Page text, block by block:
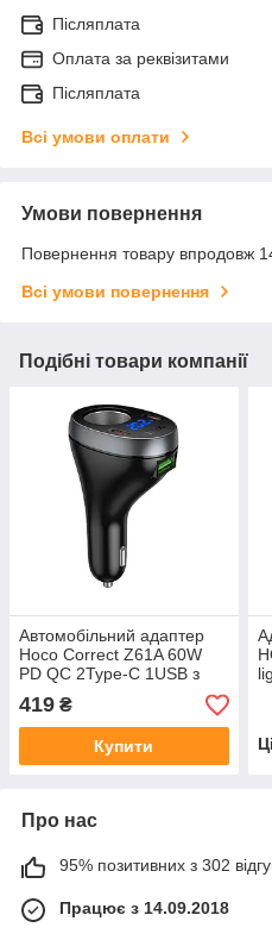
Післяплата
Оплата за реквізитами
Післяплата
Всі умови оплати
Умови повернення
Повернення товару впродовж
Всі умови повернення
Подібні товари компанії
Автомобільний адаптер
Hoco Correct Z61A 60W
PD QC 2Type-C 1USB з
виходом прикурювача
швидка зарядка
419 ₴
Купити
Про нас
95% позитивних з 302
Працює з 14.09.2018